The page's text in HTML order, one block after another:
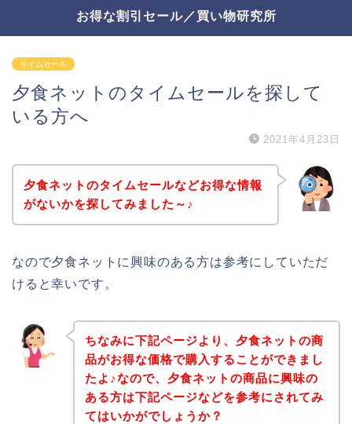
お得な割引セール／買い物研究所
タイムセール
夕食ネットのタイムセールを探して
いる方へ
2021年4月23日
夕食ネットのタイムセールなどお得な情報
がないかを探してみました～♪
なので夕食ネットに興味のある方は参考にしていただ
けると幸いです。
ちなみに下記ページより、夕食ネットの商
品がお得な価格で購入することができまし
たよ♪なので、夕食ネットの商品に興味の
ある方は下記ページなどを参考にされてみ
てはいかがでしょうか？